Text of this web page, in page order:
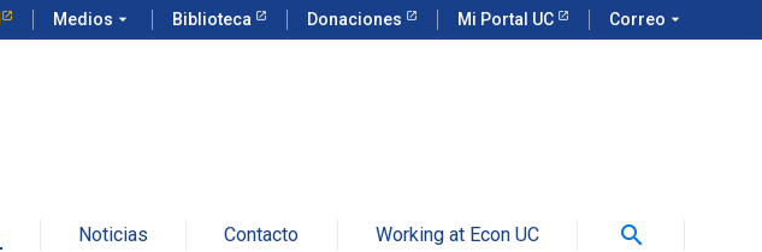
Medios arrow_drop_down Biblioteca Donaciones Mi Portal UC Correo arrow_drop_down
Noticias Contacto Working at Econ UC search